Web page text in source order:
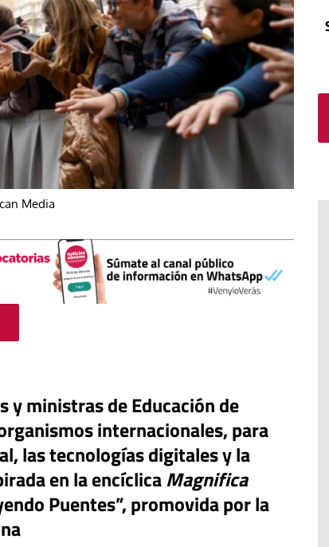
Media
y ministras de Educación de
internacionales, para
las tecnologías digitales y la
en la encíclicaMagnifica
Puentes”, promovida por la
de
#EstáPasando
“Aquí se está defendiendo la
democracia” afirma Roberto
Saviano ante la comunidad que